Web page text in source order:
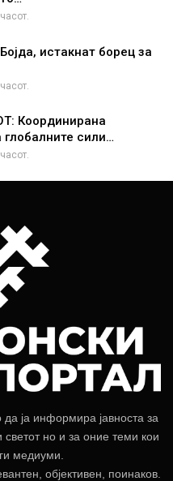
истакнат борец за
Координирана
глобалните сили…
ја информира јавноста за
но и за оние теми кои
медиуми.
објективен, поинаков.